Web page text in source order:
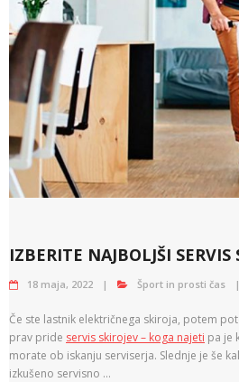
IZBERITE NAJBOLJŠI SERVIS
18 maja, 2022 Šport in prosti čas
Če ste lastnik električnega skiroja, potem
prav pride servis skirojev – koga najeti pa je
morate ob iskanju serviserja. Slednje je še
izkušeno servisno …